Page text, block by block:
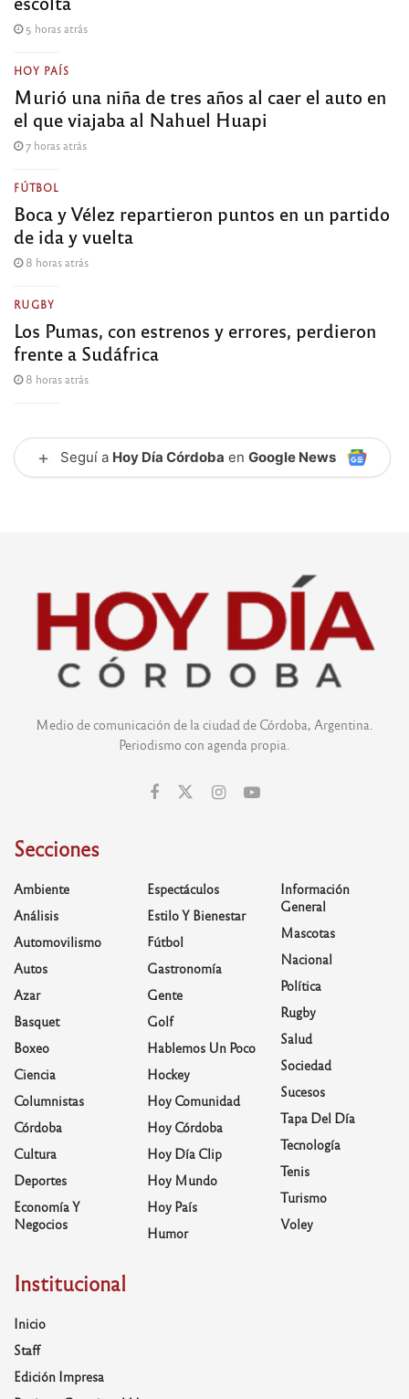
5 horas atrás
HOY PAÍS
Murió una niña de tres años al caer el auto en
el que viajaba al Nahuel Huapi
7 horas atrás
FÚTBOL
Boca y Vélez repartieron puntos en un partido
de ida y vuelta
8 horas atrás
RUGBY
Los Pumas, con estrenos y errores, perdieron
frente a Sudáfrica
8 horas atrás
+ Seguí a Hoy Día Córdoba en Google News
Medio de comunicación de la ciudad de Córdoba, Argentina.
Periodismo con agenda propia.
Secciones
Ambiente
Análisis
Automovilismo
Autos
Azar
Basquet
Boxeo
Ciencia
Columnistas
Córdoba
Cultura
Deportes
Economía Y
Negocios
Espectáculos
Estilo Y Bienestar
Fútbol
Gastronomía
Gente
Golf
Hablemos Un Poco
Hockey
Hoy Comunidad
Hoy Córdoba
Hoy Día Clip
Hoy Mundo
Hoy País
Humor
Información
General
Mascotas
Nacional
Política
Rugby
Salud
Sociedad
Sucesos
Tapa Del Día
Tecnología
Tenis
Turismo
Voley
Institucional
Inicio
Staff
Edición Impresa